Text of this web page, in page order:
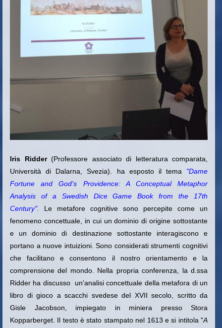
Iris Ridder(Professore associato di letteratura comparata,
Università di Dalarna, Svezia). ha esposto il tema "Dame
Fortune and God's Providence: A Conceptual Metaphor
Analysis of a Swedish Dice Game Book from the 17th
Century". Le metafore cognitive sono percepite come un
fenomeno concettuale, in cui un dominio di origine sottostante
e un dominio di destinazione sottostante interagiscono e
portano a nuove intuizioni. Sono considerati strumenti cognitivi
che facilitano e consentono il nostro orientamento e la
comprensione del mondo. Nella propria conferenza, la d.ssa
Ridder ha discusso un'analisi concettuale della metafora di un
libro di gioco a scacchi svedese del XVII secolo, scritto da
Gisle Jacobson, impiegato in miniera presso Stora
Kopparberget. Il testo è stato stampato nel 1613 e si intitola "A